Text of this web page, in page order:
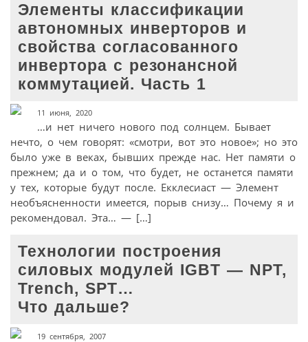
Элементы классификации
автономных инверторов и
свойства согласованного
инвертора с резонансной
коммутацией. Часть 1
11 июня, 2020
…и нет ничего нового под солнцем. Бывает
нечто, о чем говорят: «смотри, вот это новое»; но это
было уже в веках, бывших прежде нас. Нет памяти о
прежнем; да и о том, что будет, не останется памяти
у тех, которые будут после. Екклесиаст — Элемент
необъясненности имеется, порыв снизу… Почему я и
рекомендовал. Эта… — […]
Технологии построения
силовых модулей IGBT — NPT,
Trench, SPT…
Что дальше?
19 сентября, 2007